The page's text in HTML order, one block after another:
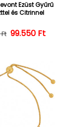
Ezüst Gyűrű
és Citrinnel
Normál ár
99.550 Ft